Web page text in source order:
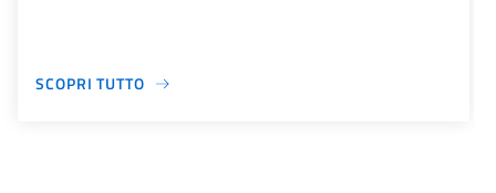
SCOPRI TUTTO